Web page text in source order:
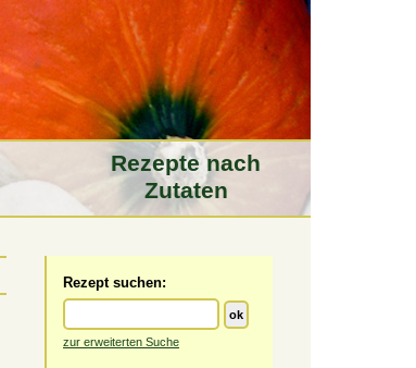
Rezepte nach
Zutaten
Rezept suchen:
zur erweiterten Suche